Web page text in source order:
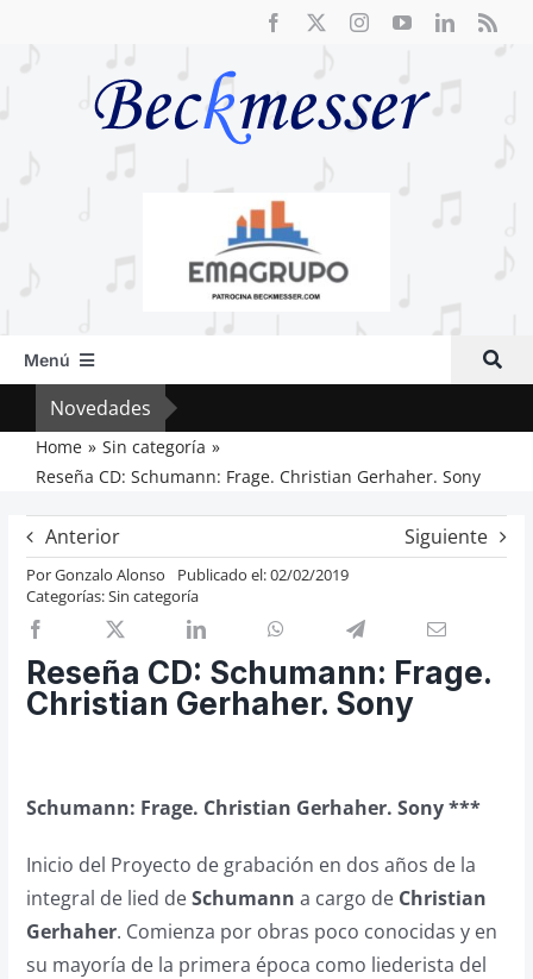
Menú
Inicio
Actual
Artículos
Crítica
Previos de ópera
Entrevistas
Recomendación
Cosas de Beckmesser
Nosotros y privacidad
Novedades
Home
Sin categoría
Reseña CD: Schumann: Frage. Christian Gerhaher. Sony
Anterior Siguiente
PorGonzalo Alonso
Publicado el: 02/02/2019
Categorías:Sin categoría
Reseña CD: Schumann: Frage.
Christian Gerhaher. Sony
Schumann: Frage. Christian Gerhaher. Sony ***
Inicio del Proyecto de grabación en dos años de la
integral de lied deSchumann a cargo de Christian
Gerhaher. Comienza por obras poco conocidas y en
su mayoría de la primera época como liederista del